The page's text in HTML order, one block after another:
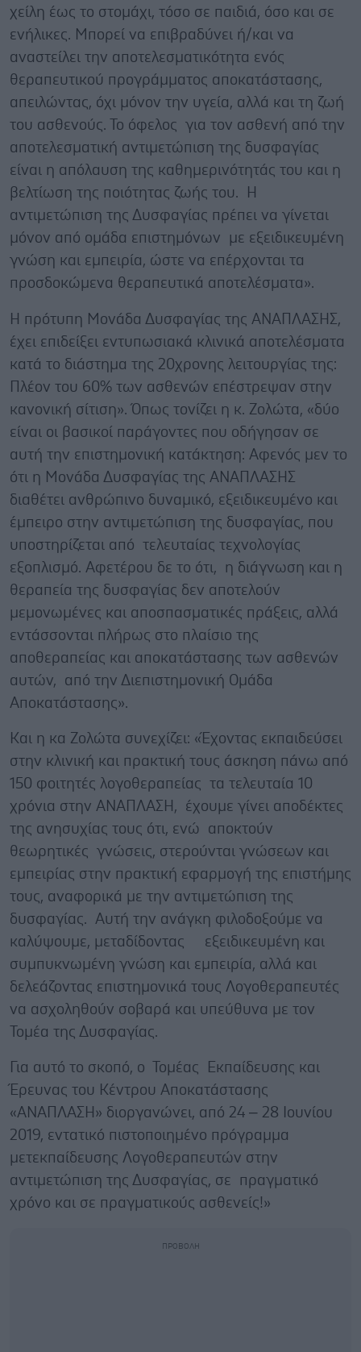
χείλη έως το στομάχι, τόσο σε παιδιά, όσο και σε
ενήλικες. Μπορεί να επιβραδύνει ή/και να
αναστείλει την αποτελεσματικότητα ενός
θεραπευτικού προγράμματος αποκατάστασης,
απειλώντας, όχι μόνον την υγεία, αλλά και τη ζωή
του ασθενούς. Το όφελος για τον ασθενή από την
αποτελεσματική αντιμετώπιση της δυσφαγίας
είναι η απόλαυση της καθημερινότητάς του και η
βελτίωση της ποιότητας ζωής του. Η
αντιμετώπιση της Δυσφαγίας πρέπει να γίνεται
μόνον από ομάδα επιστημόνων με εξειδικευμένη
γνώση και εμπειρία, ώστε να επέρχονται τα
προσδοκώμενα θεραπευτικά αποτελέσματα».
Η πρότυπη Μονάδα Δυσφαγίας της ΑΝΑΠΛΑΣΗΣ,
έχει επιδείξει εντυπωσιακά κλινικά αποτελέσματα
κατά το διάστημα της 20χρονης λειτουργίας της:
Πλέον του 60% των ασθενών επέστρεψαν στην
κανονική σίτιση». Όπως τονίζει η κ. Ζολώτα, «δύο
είναι οι βασικοί παράγοντες που οδήγησαν σε
αυτή την επιστημονική κατάκτηση: Αφενός μεν το
ότι η Μονάδα Δυσφαγίας της ΑΝΑΠΛΑΣΗΣ
διαθέτει ανθρώπινο δυναμικό, εξειδικευμένο και
έμπειρο στην αντιμετώπιση της δυσφαγίας, που
υποστηρίζεται από τελευταίας τεχνολογίας
εξοπλισμό. Αφετέρου δε το ότι, η διάγνωση και η
θεραπεία της δυσφαγίας δεν αποτελούν
μεμονωμένες και αποσπασματικές πράξεις, αλλά
εντάσσονται πλήρως στο πλαίσιο της
αποθεραπείας και αποκατάστασης των ασθενών
αυτών, από την Διεπιστημονική Ομάδα
Αποκατάστασης».
Και η κα Ζολώτα συνεχίζει: «Έχοντας εκπαιδεύσει
στην κλινική και πρακτική τους άσκηση πάνω από
150 φοιτητές λογοθεραπείας τα τελευταία 10
χρόνια στην ΑΝΑΠΛΑΣΗ, έχουμε γίνει αποδέκτες
της ανησυχίας τους ότι, ενώ αποκτούν
θεωρητικές γνώσεις, στερούνται γνώσεων και
εμπειρίας στην πρακτική εφαρμογή της επιστήμης
τους, αναφορικά με την αντιμετώπιση της
δυσφαγίας. Αυτή την ανάγκη φιλοδοξούμε να
καλύψουμε, μεταδίδοντας εξειδικευμένη και
συμπυκνωμένη γνώση και εμπειρία, αλλά και
δελεάζοντας επιστημονικά τους Λογοθεραπευτές
να ασχοληθούν σοβαρά και υπεύθυνα με τον
Τομέα της Δυσφαγίας.
Για αυτό το σκοπό, ο Τομέας Εκπαίδευσης και
Έρευνας του Κέντρου Αποκατάστασης
«ΑΝΑΠΛΑΣΗ» διοργανώνει, από 24 – 28 Ιουνίου
2019, εντατικό πιστοποιημένο πρόγραμμα
μετεκπαίδευσης Λογοθεραπευτών στην
αντιμετώπιση της Δυσφαγίας, σε πραγματικό
χρόνο και σε πραγματικούς ασθενείς!»